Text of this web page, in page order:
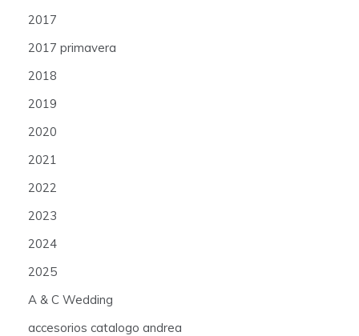
2017
2017 primavera
2018
2019
2020
2021
2022
2023
2024
2025
A & C Wedding
accesorios catalogo andrea